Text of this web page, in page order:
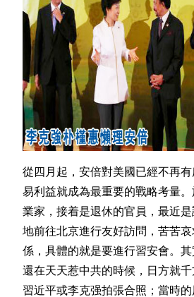
從四月起，安倍對美國已經不再
易利益就成為最重要的戰略考量
業家，接着是退休的官員，最近
地前往北京進行友好訪問，苦苦
係，具體的就是要進行習安會。
還在天天惹中共的時候，日方就
習近平或李克强拍張合照；當時